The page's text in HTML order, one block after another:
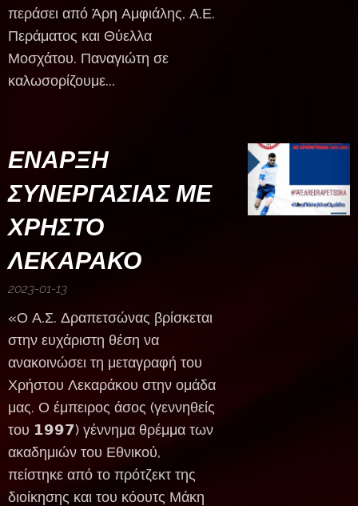
περάσει από Άρη Αμφιάλης, Α.Ε.
Περάματος και Θύελλα
Μοσχάτου. Παναγιώτη σε
καλωσορίζουμε...
ΕΝΑΡΞΗ
ΣΥΝΕΡΓΑΣΙΑΣ ΜΕ
ΧΡΗΣΤΟ
ΛΕΚΑΡΑΚΟ
2023-01-13
«Ο Α.Σ. Δραπετσώνας βρίσκεται
στην ευχάριστη θέση να
ανακοινώσει τη μεταγραφή του
Χρήστου Λεκαράκου στην ομάδα
μας. Ο έμπειρος άσος (γεννηθείς
του 𝟭𝟵𝟵𝟳) γέννημα θρέμμα των
ακαδημιών του Εθνικού,
πείστηκε από το πρότζεκτ της
διοίκησης και του κόουτς Μάκη